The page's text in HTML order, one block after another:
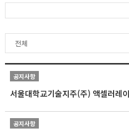
공지사항
공지사항